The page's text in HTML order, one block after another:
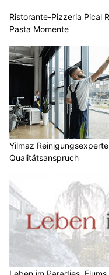
Ristorante-Pizzeria Pical
Pasta Momente
Yilmaz
Qualitätsanspruch